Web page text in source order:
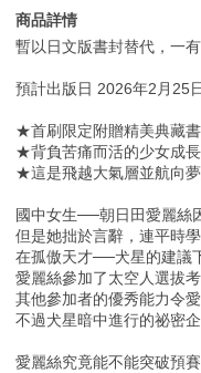
商品詳情
暫以日文版書封替代，一
預計出版日 2026年2月25
★首刷限定附贈精美典藏
★背負苦痛而活的少女成
★這是飛越大氣層並航向
國中女生──朝日田愛麗絲
但是她拙於言辭，連平時
在孤傲天才──犬星的建議
愛麗絲參加了太空人選拔考
其他參加者的優秀能力令
不過犬星暗中進行的祕密
愛麗絲究竟能不能突破預賽